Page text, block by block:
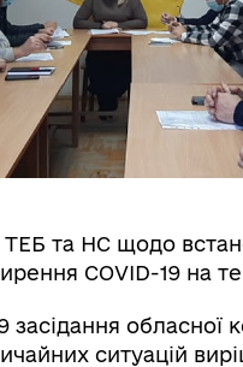
ТЕБ та НС щодо
COVID-19 на
обласної
ситуацій